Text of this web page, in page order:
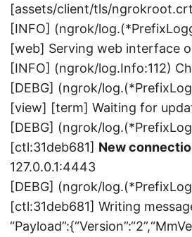
[assets/client/tls/
[INFO] (ngrok/
[web] Serving web interface
[INFO] (ngrok/log.Info:112)
[DEBG] (ngrok/
[view] [term] Waiting for
[DEBG] (ngrok/
[ctl:31deb681] New
127.0.0.1:4443
[DEBG] (ngrok/
[ctl:31deb681] Writing